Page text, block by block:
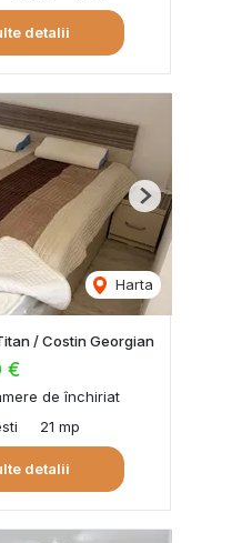
detalii
Harta
Next
/ Costin Georgian
€
de închiriat
21 mp
detalii